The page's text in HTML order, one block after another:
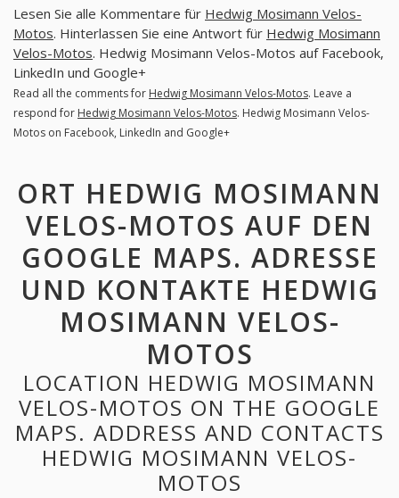
Lesen Sie alle Kommentare für Hedwig Mosimann Velos-
Motos. Hinterlassen Sie eine Antwort für Hedwig Mosimann
Velos-Motos. Hedwig Mosimann Velos-Motos auf Facebook,
LinkedIn und Google+
Read all the comments for Hedwig Mosimann Velos-Motos. Leave a
respond for Hedwig Mosimann Velos-Motos. Hedwig Mosimann Velos-
Motos on Facebook, LinkedIn and Google+
ORT HEDWIG MOSIMANN
VELOS-MOTOS AUF DEN
GOOGLE MAPS. ADRESSE
UND KONTAKTE HEDWIG
MOSIMANN VELOS-
MOTOS
LOCATION HEDWIG MOSIMANN
VELOS-MOTOS ON THE GOOGLE
MAPS. ADDRESS AND CONTACTS
HEDWIG MOSIMANN VELOS-
MOTOS